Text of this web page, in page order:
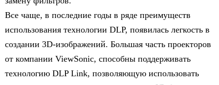
Все чаще, в последние годы в ряде преимуществ
использования технологии DLP, появилась легкость в
создании 3D-изображений. Большая часть проекторов
от компании ViewSonic, способны поддерживать
технологию DLP Link, позволяющую использовать